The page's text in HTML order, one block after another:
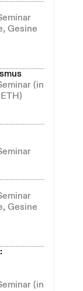
Gesine
(in
Gesine
(in